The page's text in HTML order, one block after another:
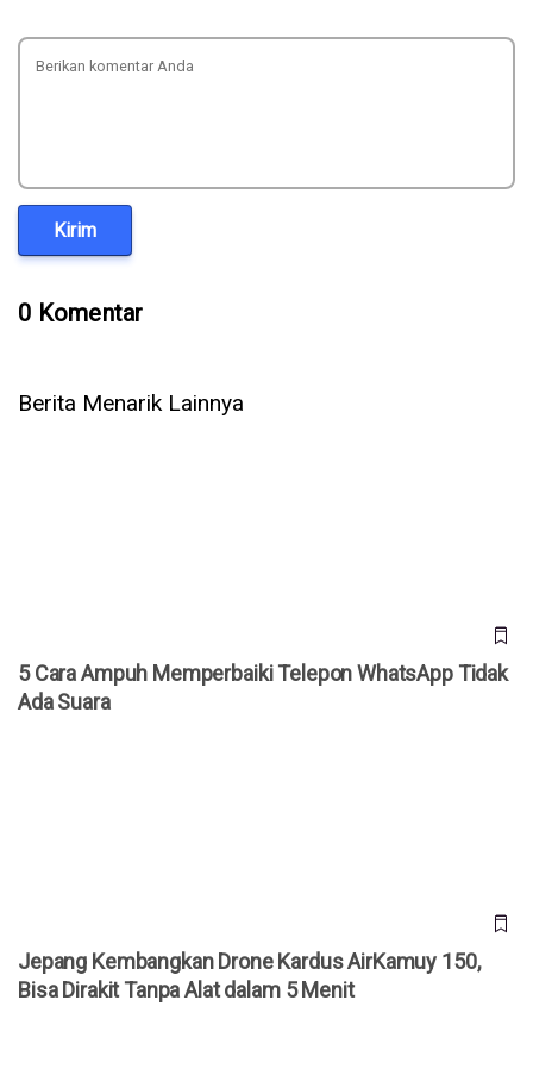
Kirim
0 Komentar
Berita Menarik Lainnya
5 Cara Ampuh Memperbaiki Telepon WhatsApp Tidak
Ada Suara
Jepang Kembangkan Drone Kardus AirKamuy 150,
Bisa Dirakit Tanpa Alat dalam 5 Menit